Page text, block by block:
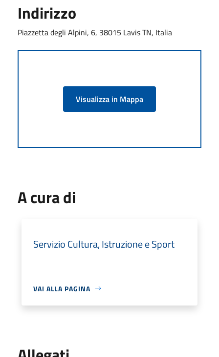
Indirizzo
Piazzetta degli Alpini, 6, 38015 Lavis TN, Italia
Visualizza in Mappa
A cura di
Servizio Cultura, Istruzione e Sport
VAI ALLA PAGINA